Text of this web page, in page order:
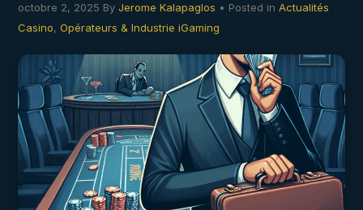
octobre 2, 2025 By Jerome Kalapaglos • Posted in Actualités
Casino, Opérateurs & Industrie iGaming